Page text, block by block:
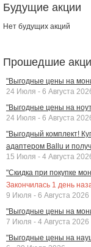
Будущие акции
Нет будущих акций
Прошедшие
"Выгодные цены на
24 Июля - 6 Августа
"Выгодные цены на
24 Июля - 6 Августа
"Выгодный комплект!
адаптером Ballu и
15 Июля - 4 Августа
"Скидка при покупке
Закончилась 1 день
9 Июля - 6 Августа 2026
"Выгодные цены на
7 Июля - 4 Августа 2026
"Выгодные цены на